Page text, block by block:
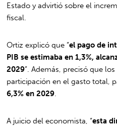
Estado y advirtió sobre el
fiscal.
Ortiz explicó que “el pago de
PIB se estimaba en 1,3%,
2029”. Además, precisó que
participación en el gasto total,
6,3% en 2029
A juicio del economista, “esta